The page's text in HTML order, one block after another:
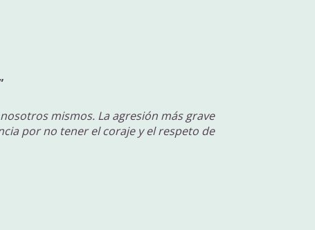
mismos. La agresión más grave
por no tener el coraje y el respeto de